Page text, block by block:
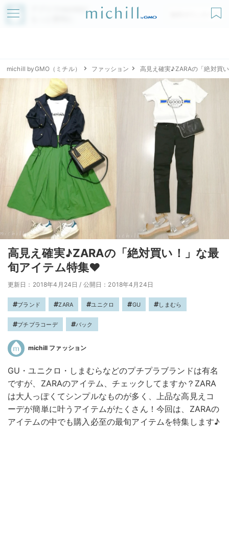
アプリでmichillが
無料ダウンロード
michill byGMO（ミチル） ファッション 高見え確実♪ZARAの「絶対買
高見え確実♪ZARAの「絶対買い！」な最
旬アイテム特集♥
更新日：2018年4月24日 / 公開日：2018年4月24日
ブランド ZARA ユニクロ GU しまむら
プチプラコーデ バック
michill ファッション
GU・ユニクロ・しまむらなどのプチプラブランドは有名
ですが、ZARAのアイテム、チェックしてますか？ZARA
は大人っぽくてシンプルなものが多く、上品な高見えコ
ーデが簡単に叶うアイテムがたくさん！今回は、ZARAの
アイテムの中でも購入必至の最旬アイテムを特集します♪